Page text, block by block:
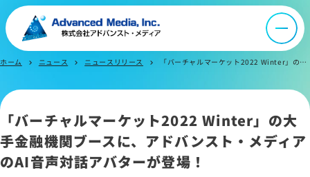
採用情報
IR情報
お問い合わせ
ホーム chevron_right ニュース chevron_right ニュースリリース chevron_right 「バーチャルマーケット2022 Winter」の大手金融機関ブースに、 アドバンスト・メディアのAI音声対話アバターが登場！
「バーチャルマーケット2022 Winter」の大
手金融機関ブースに、アドバンスト・メディア
のAI音声対話アバターが登場！